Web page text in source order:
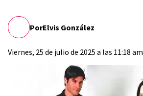
PorElvis González
Viernes, 25 de julio de 2025 a las 11:18 am